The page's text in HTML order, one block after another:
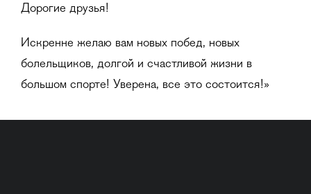
Дорогие друзья!
Искренне желаю вам новых побед, новых
болельщиков, долгой и счастливой жизни в
большом спорте! Уверена, все это состоится!»